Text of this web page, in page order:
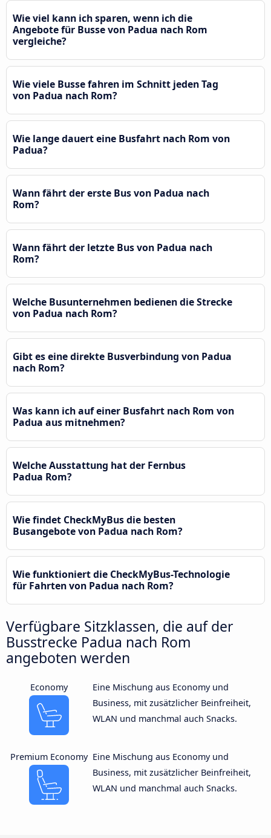
Wie viel kann ich sparen, wenn ich die
Angebote für Busse von Padua nach Rom
vergleiche?
Wie viele Busse fahren im Schnitt jeden Tag
von Padua nach Rom?
Wie lange dauert eine Busfahrt nach Rom von
Padua?
Wann fährt der erste Bus von Padua nach
Rom?
Wann fährt der letzte Bus von Padua nach
Rom?
Welche Busunternehmen bedienen die Strecke
von Padua nach Rom?
Gibt es eine direkte Busverbindung von Padua
nach Rom?
Was kann ich auf einer Busfahrt nach Rom von
Padua aus mitnehmen?
Welche Ausstattung hat der Fernbus
Padua Rom?
Wie findet CheckMyBus die besten
Busangebote von Padua nach Rom?
Wie funktioniert die CheckMyBus-Technologie
für Fahrten von Padua nach Rom?
Verfügbare Sitzklassen, die auf der
Busstrecke Padua nach Rom
angeboten werden
Economy
Eine Mischung aus Economy und
Business, mit zusätzlicher Beinfreiheit,
WLAN und manchmal auch Snacks.
Premium Economy Eine Mischung aus Economy und
Business, mit zusätzlicher Beinfreiheit,
WLAN und manchmal auch Snacks.